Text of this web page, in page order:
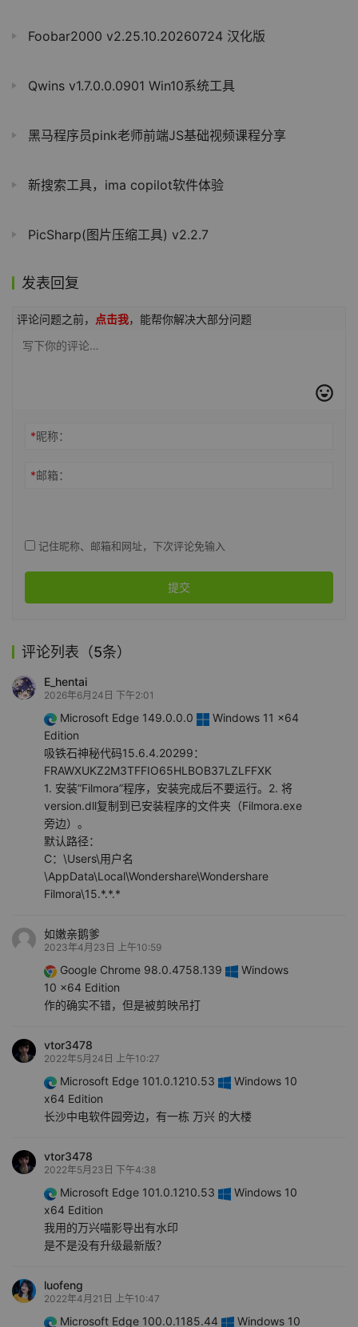
Foobar2000 v2.25.10.20260724 汉化版
Qwins v1.7.0.0.0901 Win10系统工具
黑马程序员pink老师前端JS基础视频课程分享
新搜索工具，ima copilot软件体验
PicSharp(图片压缩工具) v2.2.7
发表回复
评论问题之前， 点击我，能帮你解决大部分问题
*昵称：
*邮箱：
记住昵称、邮箱和网址，下次评论免输入
提交
评论列表（5条）
E_hentai
2026年6月24日 下午2:01
Microsoft Edge 149.0.0.0
Windows 11 x64
Edition
吸铁石神秘代码15.6.4.20299：
FRAWXUKZ2M3TFFIO65HLBOB37LZLFFXK
1. 安装“Filmora”程序，安装完成后不要运行。2. 将
version.dll复制到已安装程序的文件夹（Filmora.exe
旁边）。
默认路径：
C：\Users\用户名
\AppData\Local\Wondershare\Wondershare
Filmora\15.*.*.*
如嫩亲鹅爹
2023年4月23日 上午10:59
Google Chrome 98.0.4758.139
Windows
10 x64 Edition
作的确实不错，但是被剪映吊打
vtor3478
2022年5月24日 上午10:27
Microsoft Edge 101.0.1210.53
Windows 10
x64 Edition
长沙中电软件园旁边，有一栋 万兴 的大楼
vtor3478
2022年5月23日 下午4:38
Microsoft Edge 101.0.1210.53
Windows 10
x64 Edition
我用的万兴喵影导出有水印
是不是没有升级最新版？
luofeng
2022年4月21日 上午10:47
Microsoft Edge 100.0.1185.44 Windows 10